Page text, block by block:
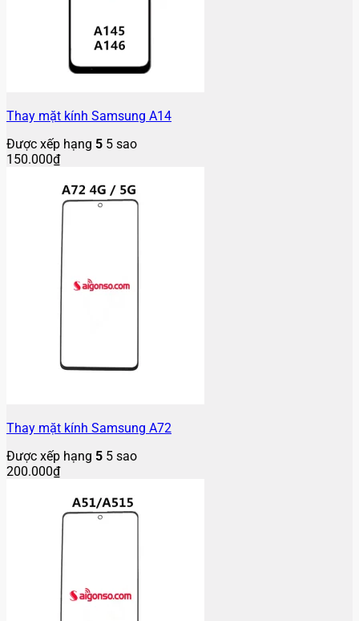
Thay mặt kính Samsung A14
Được xếp hạng 5 5 sao
150.000₫
Thay mặt kính Samsung A72
Được xếp hạng 5 5 sao
200.000₫